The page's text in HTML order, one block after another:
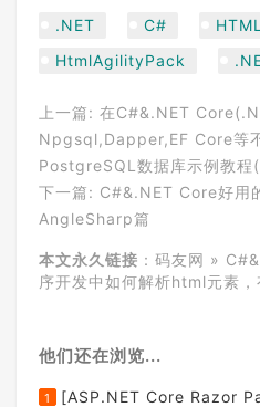
.NET C#
HTML
HtmlAgilityPack
上一篇: 在C#&.NET
Npgsql,Dapper,EF Core等
PostgreSQL数据库示例教程
下一篇: C#&.NET Core好用
AngleSharp篇
本文永久链接 ： 码友网 »
序开发中如何解析html元素，
他们还在浏览...
1 [ASP.NET Core Razor Pages系列教程